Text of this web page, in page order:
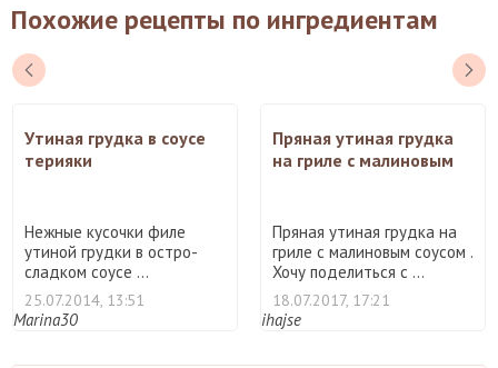
Похожие рецепты по ингредиентам
Утиная грудка в соусе
терияки
Нежные кусочки филе
утиной грудки в остро-
сладком соусе ...
25.07.2014, 13:51
Marina30
Пряная утиная грудка
на гриле с малиновым
Пряная утиная грудка на
гриле с малиновым соусом .
Хочу поделиться с ...
18.07.2017, 17:21
ihajse